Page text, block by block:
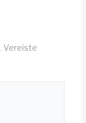
Vereiste